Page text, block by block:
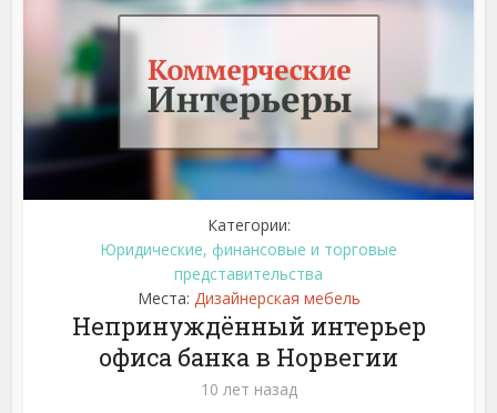
Категории:
Юридические, финансовые и торговые
представительства
Места: Дизайнерская мебель
Непринуждённый интерьер
офиса банка в Норвегии
10 лет назад